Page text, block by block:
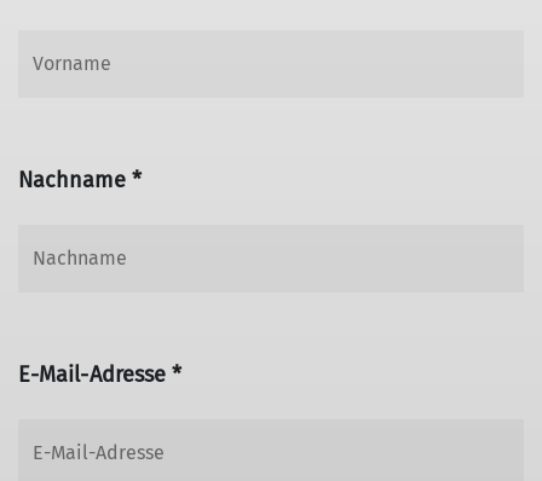
Nachname *
E-Mail-Adresse *